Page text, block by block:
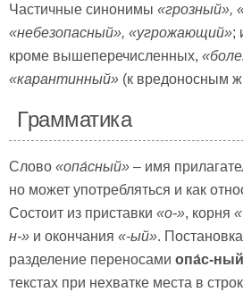
Частичные синонимы «грозный»,
«небезопасный», «угрожающий»;
кроме вышеперечисленных,
«карантинный» (к вредоносным
Грамматика
Слово «опа́сный» – имя
но может употребляться и как
Состоит из приставки «о-», корня
н-» и окончания «-ый».
разделение переносами опа́с-ный
текстах при нехватке места в